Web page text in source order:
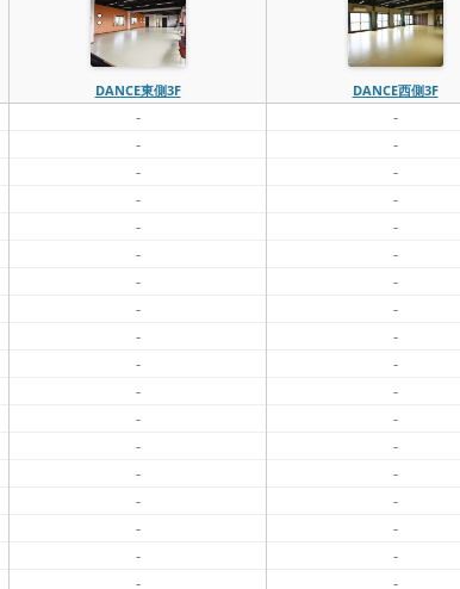
DANCE東側3F DANCE西側3F
- -
- -
- -
- -
- -
- -
- -
- -
- -
- -
- -
- -
- -
- -
- -
- -
- -
- -